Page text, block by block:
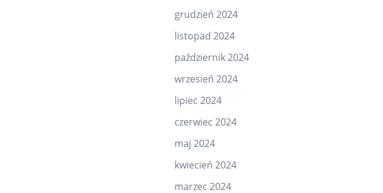
grudzień 2024
listopad 2024
październik 2024
wrzesień 2024
lipiec 2024
czerwiec 2024
maj 2024
kwiecień 2024
marzec 2024